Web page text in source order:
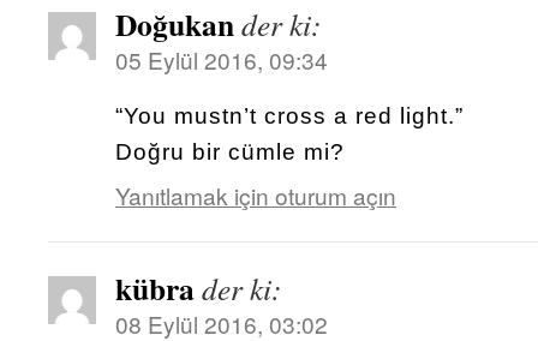
Doğukander ki:
05 Eylül 2016, 09:34
“You mustn’t cross a red light.”
Doğru bir cümle mi?
Yanıtlamak için oturum açın
kübrader ki:
08 Eylül 2016, 03:02